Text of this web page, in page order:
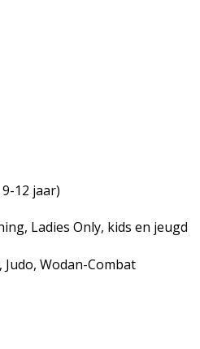
12 jaar)
Ladies Only, kids en jeugd
Wodan-Combat